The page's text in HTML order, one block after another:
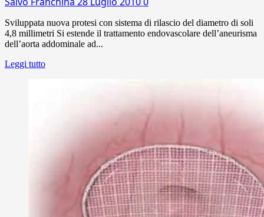
Sviluppata nuova protesi con sistema di rilascio del diametro di soli
4,8 millimetri Si estende il trattamento endovascolare dell’aneurisma
dell’aorta addominale ad...
Leggi tutto